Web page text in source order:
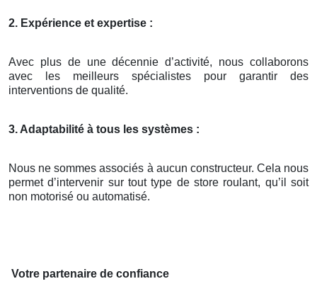
2. Expérience et expertise :
Avec plus de une décennie d’activité, nous collaborons
avec les meilleurs spécialistes pour garantir des
interventions de qualité.
3. Adaptabilité à tous les systèmes :
Nous ne sommes associés à aucun constructeur. Cela nous
permet d’intervenir sur tout type de store roulant, qu’il soit
non motorisé ou automatisé.
Votre partenaire de confiance